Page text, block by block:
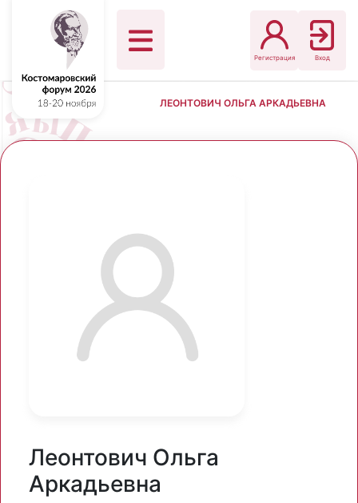
Регистрация Вход
ЛЕОНТОВИЧ ОЛЬГА АРКАДЬЕВНА
Леонтович Ольга
Аркадьевна